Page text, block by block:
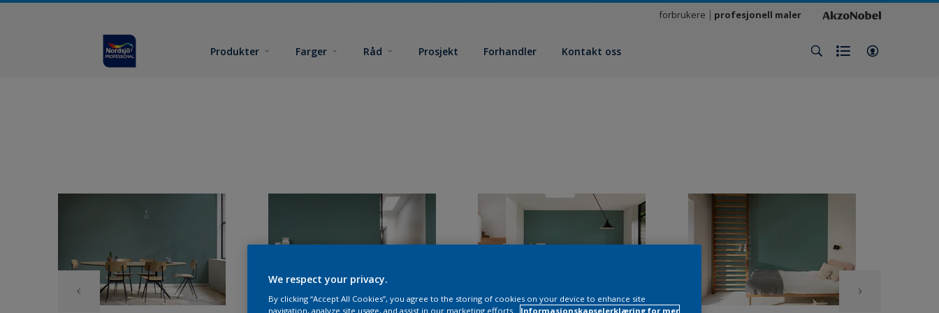
forbrukere profesjonell maler
Produkter Farger Råd Prosjekt Forhandler Kontakt oss
We respect your privacy.
By clicking “Accept All Cookies”, you agree to the storing of cookies on your device to enhance site
navigation, analyze site usage, and assist in our marketing efforts.
Informasjonskapselerklæring for mer